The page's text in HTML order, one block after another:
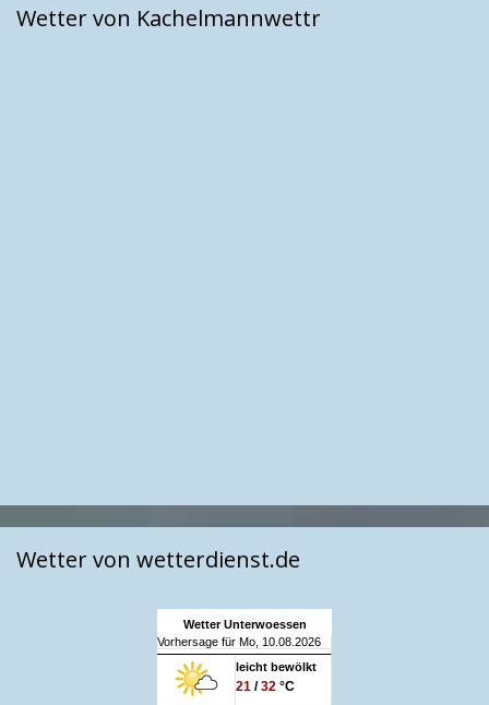
Wetter von Kachelmannwettr
Wetter von wetterdienst.de
Wetter Unterwoessen
Vorhersage für Mo, 10.08.2026
leicht bewölkt
21 /32 °C